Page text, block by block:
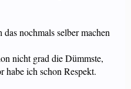
nochmals selber machen
nicht grad die Dümmste,
habe ich schon Respekt.